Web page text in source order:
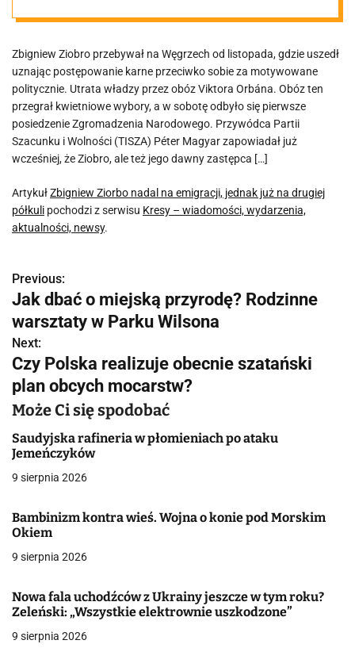
drugiej półkuli
Zbigniew Ziobro przebywał na Węgrzech od listopada, gdzie uszedł
uznając postępowanie karne przeciwko sobie za motywowane
politycznie. Utrata władzy przez obóz Viktora Orbána. Obóz ten
przegrał kwietniowe wybory, a w sobotę odbyło się pierwsze
posiedzenie Zgromadzenia Narodowego. Przywódca Partii
Szacunku i Wolności (TISZA) Péter Magyar zapowiadał już
wcześniej, że Ziobro, ale też jego dawny zastępca […]
ArtykułZbigniew Ziorbo nadal na emigracji, jednak już na drugiej
półkuli pochodzi z serwisu Kresy – wiadomości, wydarzenia,
aktualności, newsy.
N
a
w
i
g
a
c
a
w
i
s
Previous:
Jak dbać o miejską przyrodę? Rodzinne
warsztaty w Parku Wilsona
Next:
Czy Polska realizuje obecnie szatański
plan obcych mocarstw?
Może Ci się spodobać
Saudyjska rafineria w płomieniach po ataku
Jemeńczyków
9 sierpnia 2026
Bambinizm kontra wieś. Wojna o konie pod Morskim
Okiem
9 sierpnia 2026
Nowa fala uchodźców z Ukrainy jeszcze w tym roku?
Zeleński: „Wszystkie elektrownie uszkodzone”
9 sierpnia 2026